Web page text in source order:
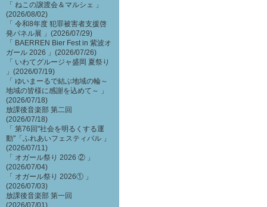
「 ねこの譲渡会＆マルシェ 」
(2026/08/02)
「 令和8年度 犯罪被害者支援啓
発パネル展 」(2026/07/29)
「 BAERREN Bier Fest in 紫波オ
ガール 2026 」(2026/07/26)
「 いわてグルージャ盛岡 夏祭り
」(2026/07/19)
「 ゆいまーるで結ぶ地域の輪～
地域の皆様に感謝を込めて～ 」
(2026/07/18)
放課後音楽部 第二回
(2026/07/18)
「 第76回"社会を明るくする運
動"「ふれあいフェスティバル 」
(2026/07/11)
「 オガール祭り 2026 ② 」
(2026/07/04)
「 オガール祭り 2026① 」
(2026/07/03)
放課後音楽部 第一回
(2026/07/01)